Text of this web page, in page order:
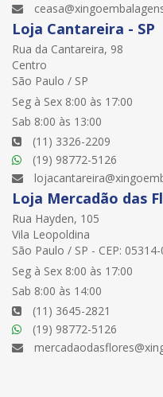
Loja Cantareira - SP
Rua da Cantareira, 98
Centro
São Paulo / SP
Seg à Sex 8:00 às 17:00
Sab 8:00 às 13:00
(11) 3326-2209
(19) 98772-5126
Loja Mercadão das
Rua Hayden, 105
Vila Leopoldina
São Paulo / SP - CEP:
Seg à Sex 8:00 às 17:00
Sab 8:00 às 14:00
(11) 3645-2821
(19) 98772-5126